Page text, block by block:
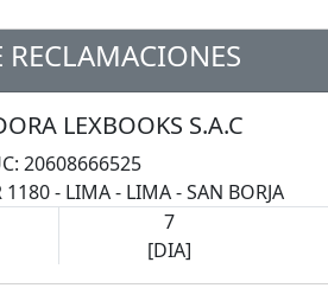
LEXBOOKS S.A.C
20608666525
1180 - LIMA - LIMA - SAN BORJA
7
[DIA]